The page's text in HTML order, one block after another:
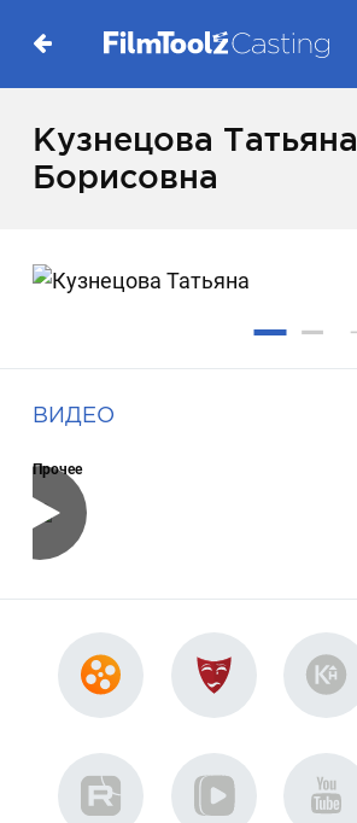
Кузнецова Татьяна
Борисовна
ВИДЕО
Прочее